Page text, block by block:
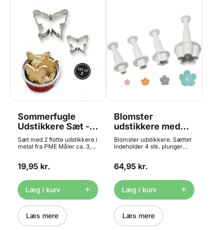
Sommerfugle
Udstikkere Sæt -
4+7 cm, PME
Sæt med 2 flotte udstikkere i
metal fra PME Måler ca. 3,9
opvaskemaskine
19,95 kr.
Læg i kurv
Læs mere
Blomster
udstikkere med
præg Sæt/4 - PME
Blomster udstikkere. Sættet
indeholder 4 stk. plunger
lette at bruge og giver et flot
udstikkerne når du arbejder
med marcipan, fondant og
gumpaste. Størrelse: Small:
6 mm Medium: 10 mm Large:
13 mm Extra large: 25 mm
64,95 kr.
Læg i kurv
Læs mere